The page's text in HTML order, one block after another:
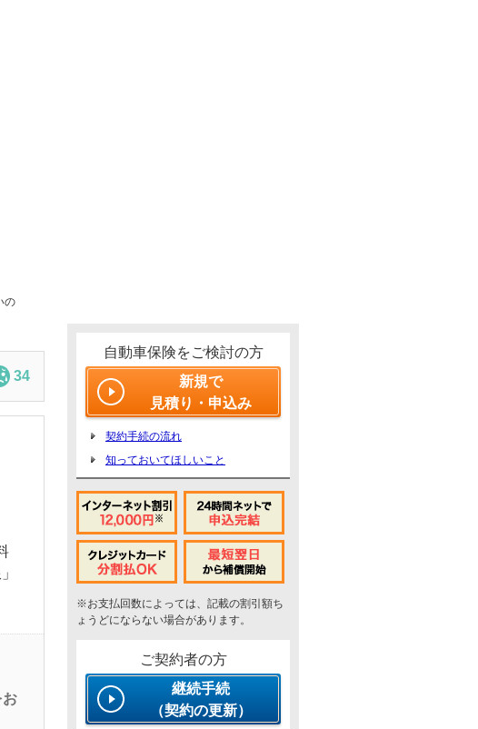
の
34
お
自動車保険をご検討の方
新規で
見積り・申込み
契約手続の流れ
知っておいてほしいこと
※お支払回数によっては、記載の割引額ち
ょうどにならない場合があります。
ご契約者の方
継続手続
（契約の更新）